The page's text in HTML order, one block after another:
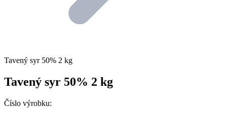
Tavený syr 50% 2 kg
Tavený syr 50% 2 kg
Číslo výrobku: